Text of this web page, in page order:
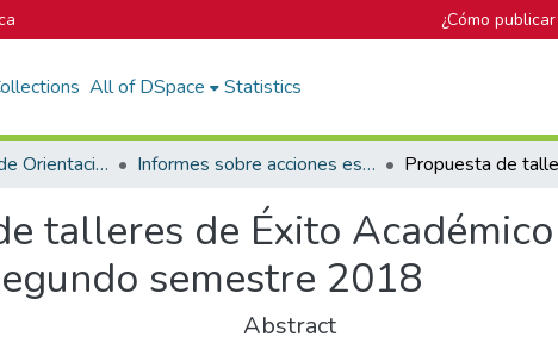
¿Cómo
All of DSpace Statistics
Departamento de Orientación y Psicología Informes sobre acciones específicas del DOP
talleres de Éxito
semestre 2018
Abstract